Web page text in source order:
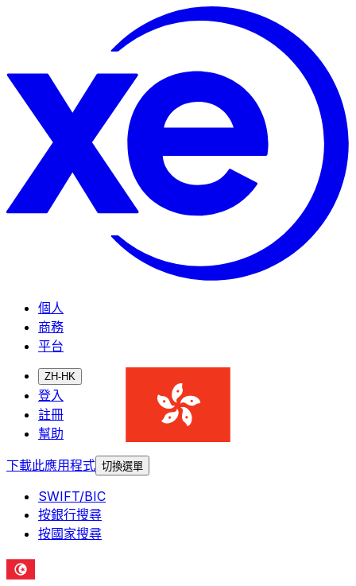
個人
商務
平台
ZH-HK
登入
註冊
幫助
下載此應用程式 切換選單
SWIFT/BIC
按銀行搜尋
按國家搜尋